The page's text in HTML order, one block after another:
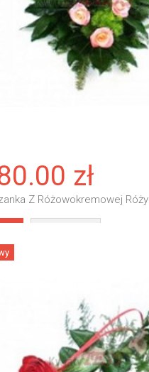
zł
Z Różowokremowej Róży